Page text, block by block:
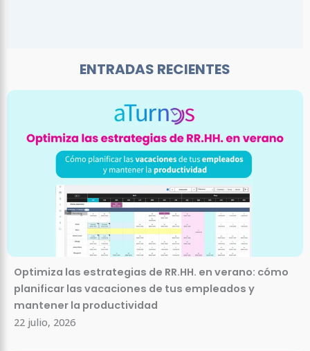
ENTRADAS RECIENTES
Optimiza las estrategias de RR.HH. en verano: cómo
planificar las vacaciones de tus empleados y
mantener la productividad
22 julio, 2026